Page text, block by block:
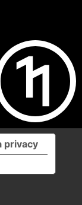
privacy